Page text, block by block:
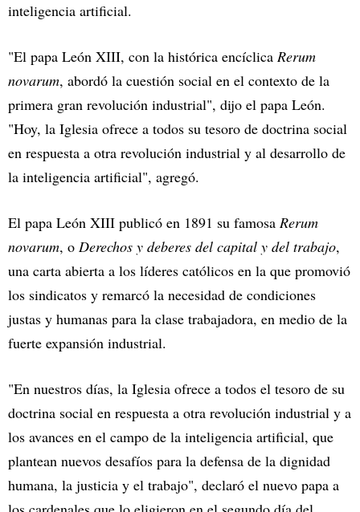
inteligencia artificial.
"El papa León XIII, con la histórica encíclica Rerum
novarum, abordó la cuestión social en el contexto de la
primera gran revolución industrial", dijo el papa León.
"Hoy, la Iglesia ofrece a todos su tesoro de doctrina social
en respuesta a otra revolución industrial y al desarrollo de
la inteligencia artificial", agregó.
El papa León XIII publicó en 1891 su famosa Rerum
novarum, o Derechos y deberes del capital y del trabajo,
una carta abierta a los líderes católicos en la que promovió
los sindicatos y remarcó la necesidad de condiciones
justas y humanas para la clase trabajadora, en medio de la
fuerte expansión industrial.
"En nuestros días, la Iglesia ofrece a todos el tesoro de su
doctrina social en respuesta a otra revolución industrial y a
los avances en el campo de la inteligencia artificial, que
plantean nuevos desafíos para la defensa de la dignidad
humana, la justicia y el trabajo", declaró el nuevo papa a